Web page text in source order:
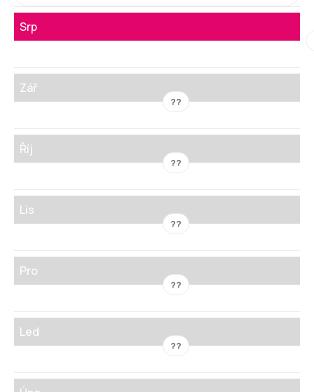
Srp
Zář
??
Říj
??
Lis
??
Pro
??
Led
??